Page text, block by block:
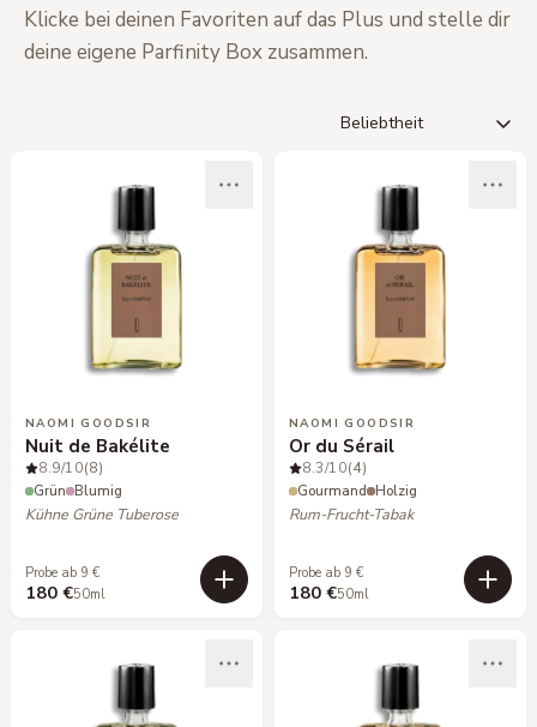
Klicke bei deinen Favoriten auf das Plus und stelle dir
deine eigene Parfinity Box zusammen.
NAOMI GOODSIR
Nuit de Bakélite
8.9/10(8)
Grün Blumig
Kühne Grüne Tuberose
Probe ab 9 €
180 €50ml
NAOMI GOODSIR
Or du Sérail
8.3/10(4)
Gourmand Holzig
Rum-Frucht-Tabak
Probe ab 9 €
180 €50ml